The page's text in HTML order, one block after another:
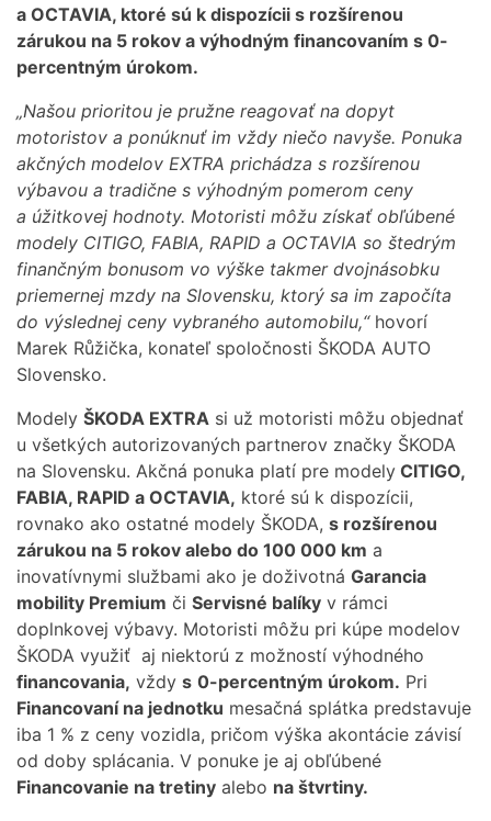
a OCTAVIA, ktoré sú k dispozícii s rozšírenou
zárukou na 5 rokov a výhodným financovaním s 0-
percentným úrokom.
„Našou prioritou je pružne reagovať na dopyt
motoristov a ponúknuť im vždy niečo navyše. Ponuka
akčných modelov EXTRA prichádza s rozšírenou
výbavou a tradične s výhodným pomerom ceny
a úžitkovej hodnoty. Motoristi môžu získať obľúbené
modely CITIGO, FABIA, RAPID a OCTAVIA so štedrým
finančným bonusom vo výške takmer dvojnásobku
priemernej mzdy na Slovensku, ktorý sa im započíta
do výslednej ceny vybraného automobilu,“hovorí
Marek Růžička, konateľ spoločnosti ŠKODA AUTO
Slovensko.
Modely ŠKODA EXTRA si už motoristi môžu objednať
u všetkých autorizovaných partnerov značky ŠKODA
na Slovensku. Akčná ponuka platí pre modely CITIGO,
FABIA, RAPID a OCTAVIA, ktoré sú k dispozícii,
rovnako ako ostatné modely ŠKODA, s rozšírenou
zárukou na 5 rokov alebo do 100 000 km a
inovatívnymi službami ako je doživotná Garancia
mobility Premium či Servisné balíky v rámci
doplnkovej výbavy. Motoristi môžu pri kúpe modelov
ŠKODA využiť aj niektorú z možností výhodného
financovania, vždy s 0-percentným úrokom. Pri
Financovaní na jednotku mesačná splátka predstavuje
iba 1 % z ceny vozidla, pričom výška akontácie závisí
od doby splácania. V ponuke je aj obľúbené
Financovanie na tretiny alebo na štvrtiny.